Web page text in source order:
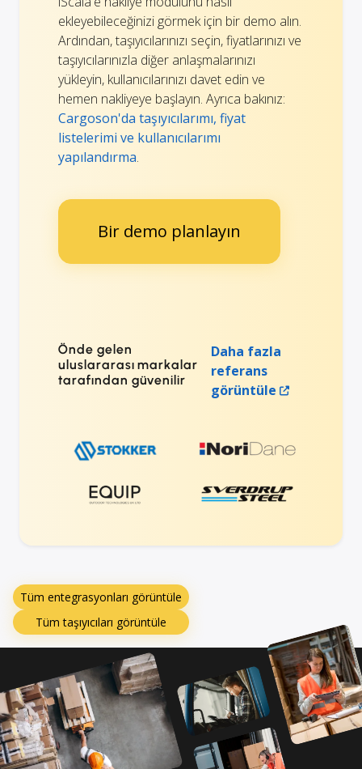
ekleyebileceğinizi görmek için bir demo alın.
Ardından, taşıyıcılarınızı seçin, fiyatlarınızı ve
taşıyıcılarınızla diğer anlaşmalarınızı
yükleyin, kullanıcılarınızı davet edin ve
hemen nakliyeye başlayın. Ayrıca bakınız:
Cargoson'da taşıyıcılarımı, fiyat
listelerimi ve kullanıcılarımı
yapılandırma.
Bir demo planlayın
Önde gelen
uluslararası markalar
tarafından güvenilir
Daha fazla
referans
görüntüle
Tüm entegrasyonları görüntüle
Tüm taşıyıcıları görüntüle